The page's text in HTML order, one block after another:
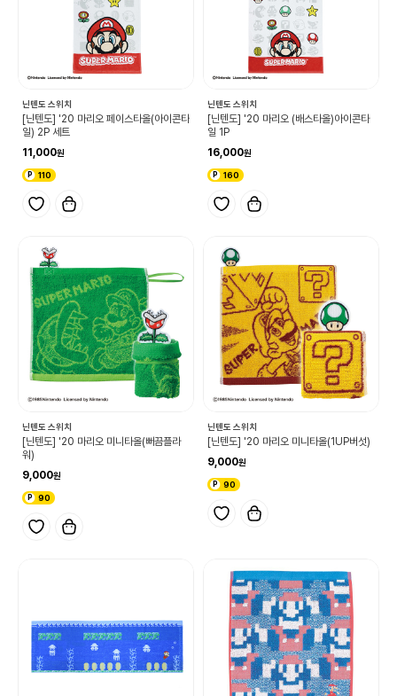
닌텐도 스위치
[닌텐도] '20 마리오 페이스타올(아이콘타
일) 2P 세트
11,000
110
닌텐도 스위치
[닌텐도] '20 마리오 (배스타올)아이콘타
일 1P
16,000
160
닌텐도 스위치
[닌텐도] '20 마리오 미니타올(뻐끔플라
워)
9,000
90
닌텐도 스위치
[닌텐도] '20 마리오 미니타올(1UP버섯)
9,000
90